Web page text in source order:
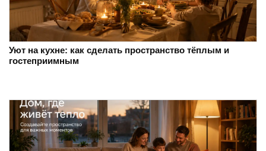
Уют на кухне: как сделать пространство тёплым и
гостеприимным